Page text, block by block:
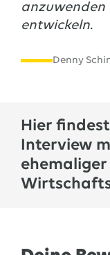
anzuwenden
entwickeln.
Denny
Hier
Interview